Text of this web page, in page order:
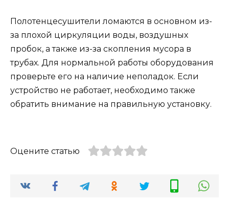
Полотенцесушители ломаются в основном из-
за плохой циркуляции воды, воздушных
пробок, а также из-за скопления мусора в
трубах. Для нормальной работы оборудования
проверьте его на наличие неполадок. Если
устройство не работает, необходимо также
обратить внимание на правильную установку.
Оцените статью